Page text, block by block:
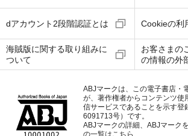
dアカウント2段階認証とは Cookieの利
海賊版に関する取り組みに
ついて
お客さまの
の情報の外
ABJマークは、この電子書店・
が、著作権者からコンテンツ使
信サービスであることを示す登
6091713号）です。
ABJマークの詳細、ABJマーク
の一覧はこちら